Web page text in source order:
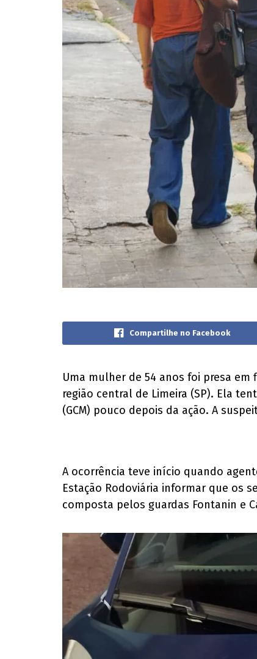
Compartilhe no Facebook
Uma mulher de 54 anos foi presa
região central de Limeira (SP). Ela
(GCM) pouco depois da ação. A
A ocorrência teve início quando
Estação Rodoviária informar que os
composta pelos guardas Fontanin e